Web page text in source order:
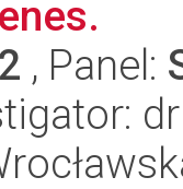
, Panel: